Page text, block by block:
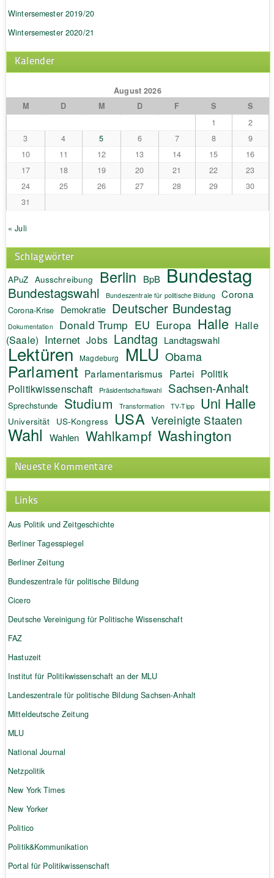
Wintersemester 2019/20
Wintersemester 2020/21
Kalender
August 2026
M
D M D F S
S
1
2
3
4 5 6 7 8
9
10
11 12 13 14 15
16
17
18 19 20 21 22
23
24
25 26 27 28 29
30
31
« Juli
Schlagwörter
APuZ Ausschreibung Berlin BpB Bundestag
Bundestagswahl Bundeszentrale für politische Bildung Corona
Corona-Krise Demokratie Deutscher Bundestag
Dokumentation Donald Trump EU Europa Halle Halle
(Saale) Internet Jobs Landtag Landtagswahl
Lektüren Magdeburg MLU Obama
Parlament Parlamentarismus Partei Politik
Politikwissenschaft Präsidentschaftswahl Sachsen-Anhalt
Sprechstunde Studium Transformation TV-Tipp Uni Halle
Universität US-Kongress USA Vereinigte Staaten
Wahl Wahlen Wahlkampf Washington
Neueste Kommentare
Links
Aus Politik und Zeitgeschichte
Berliner Tagesspiegel
Berliner Zeitung
Bundeszentrale für politische Bildung
Cicero
Deutsche Vereinigung für Politische Wissenschaft
FAZ
Hastuzeit
Institut für Politikwissenschaft an der MLU
Landeszentrale für politische Bildung Sachsen-Anhalt
Mitteldeutsche Zeitung
MLU
National Journal
Netzpolitik
New York Times
New Yorker
Politico
Politik&Kommunikation
Portal für Politikwissenschaft